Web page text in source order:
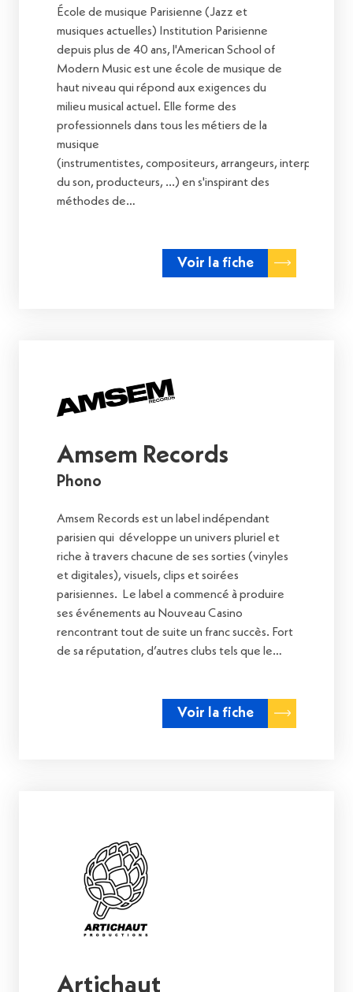
École de musique Parisienne (Jazz et
musiques actuelles) Institution Parisienne
depuis plus de 40 ans, l'American School of
Modern Music est une école de musique de
haut niveau qui répond aux exigences du
milieu musical actuel. Elle forme des
professionnels dans tous les métiers de la
musique
(instrumentistes, compositeurs, arrangeurs, interprètes,
du son, producteurs, ...) en s'inspirant des
méthodes de…
Voir la fiche
Amsem Records
Phono
Amsem Records est un label indépendant
parisien qui développe un univers pluriel et
riche à travers chacune de ses sorties (vinyles
et digitales), visuels, clips et soirées
parisiennes. Le label a commencé à produire
ses événements au Nouveau Casino
rencontrant tout de suite un franc succès. Fort
de sa réputation, d’autres clubs tels que le…
Voir la fiche
Artichaut